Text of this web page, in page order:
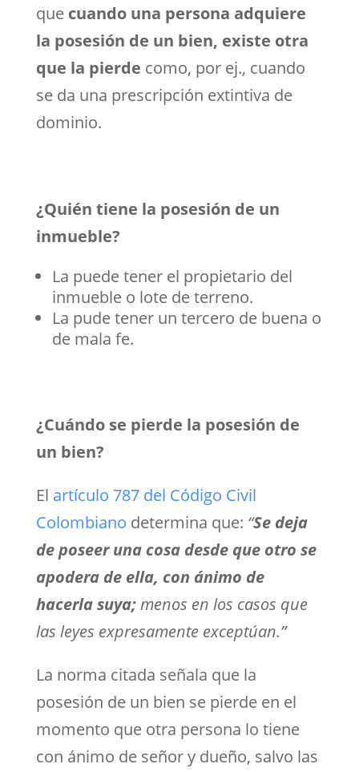
que cuando una persona adquiere
la posesión de un bien, existe otra
que la pierde como, por ej., cuando
se da una prescripción extintiva de
dominio.
¿Quién tiene la posesión de un
inmueble?
La puede tener el propietario del
inmueble o lote de terreno.
La pude tener un tercero de buena o
de mala fe.
¿Cuándo se pierde la posesión de
un bien?
El artículo 787 del Código Civil
Colombiano determina que: “Se deja
de poseer una cosa desde que otro se
apodera de ella, con ánimo de
hacerla suya;menos en los casos que
las leyes expresamente exceptúan.”
La norma citada señala que la
posesión de un bien se pierde en el
momento que otra persona lo tiene
con ánimo de señor y dueño, salvo las